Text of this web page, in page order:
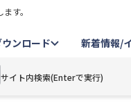
す。
ウンロード 新着情報/
サイト内検索(Enterで実行)